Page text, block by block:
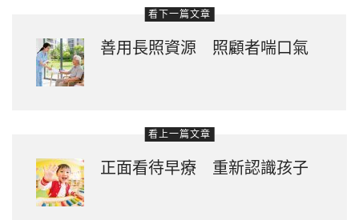
看下一篇文章
善用長照資源 照顧者喘口氣
看上一篇文章
正面看待早療 重新認識孩子